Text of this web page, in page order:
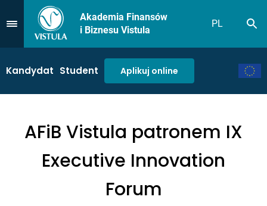
Przejdź do Menu
Akademia Finansów
i Biznesu Vistula
PL
Kandydat Student Aplikuj online
AFiB Vistula patronem IX
Executive Innovation
Forum